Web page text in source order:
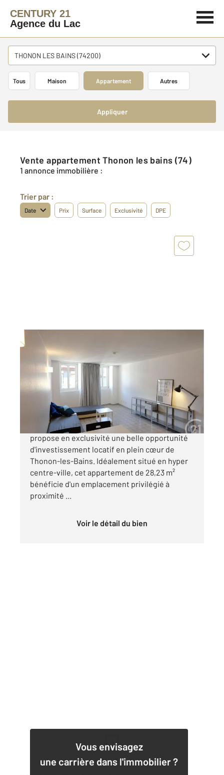
CENTURY 21
Agence du Lac
THONON LES BAINS (74200)
Tous Maison Appartement Autres
Appliquer
Vente appartement Thonon les bains (74)
1 annonce immobilière :
Trier par :
Date Prix Surface Exclusivité DPE
THONON LES BAINS 74
28,23 m2, 1 pièce
Ref : 159772
Appartement T1 à vendre
125 000 €
Century 21 Agence du Lac à Sciez vous
propose en exclusivité une belle opportunité
d'investissement locatif en plein cœur de
Thonon-les-Bains. Idéalement situé en hyper
centre-ville, cet appartement de 28,23 m²
bénéficie d'un emplacement privilégié à
proximité ...
Voir le détail du bien
Vous envisagez
une carrière dans l'immobilier ?